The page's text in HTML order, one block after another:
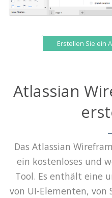
Erstellen Sie ein
Atlassian
Das Atlassian
ein kostenloses und
Tool. Es enthält eine
von UI-Elementen, von